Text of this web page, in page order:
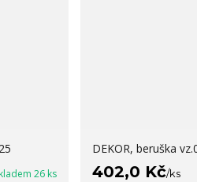
26 ks
DEKOR, beruška
402,0 Kč/ks